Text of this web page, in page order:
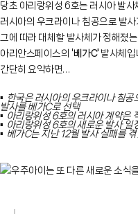
당초 아리랑위성 6호는 러시아 발사
러시아의 우크라이나 침공으로 발
그에 따라 대체할 발사체가 정해졌
아리안스페이스의 ' 베가C' 발사체입
간단히 요약하면…
▪ 한국은 러시아의 우크라이나 침
발사를 베가C로 선택
▪ 아리랑위성 6호의 러시아 계약은
▪ 아리랑위성 6호의 새로운 발사 일
▪ 베가C는 지난 12월 발사 실패를
우주아이는 또 다른 새로운 소식